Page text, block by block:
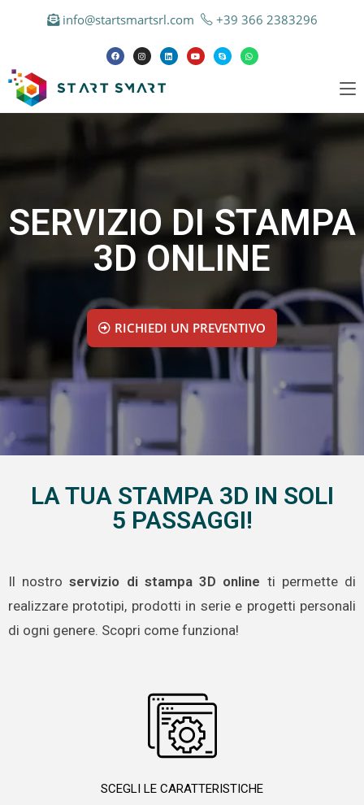
info@startsmartsrl.com +39 366 2383296
SERVIZIO DI STAMPA
3D ONLINE
RICHIEDI UN PREVENTIVO
LA TUA STAMPA 3D IN SOLI
5 PASSAGGI!
Il nostroservizio di stampa 3D online ti permette di
realizzare prototipi, prodotti in serie e progetti personali
di ogni genere. Scopri come funziona!
SCEGLI LE CARATTERISTICHE